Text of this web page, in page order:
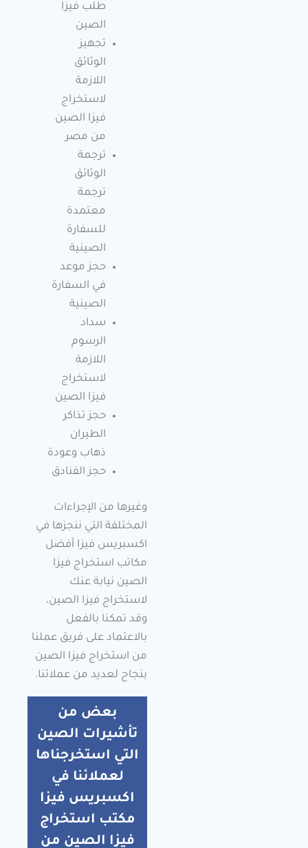
طلب فيزا
الصين
تجهيز
الوثائق
اللازمة
لاستخراج
فيزا الصين
من مصر
ترجمة
الوثائق
ترجمة
معتمدة
للسفارة
الصينية
حجز موعد
في السفارة
الصينية
سداد
الرسوم
اللازمة
لاستخراج
فيزا الصين
حجز تذاكر
الطيران
ذهاب وعودة
حجز الفنادق
وغيرها من الإجراءات
المختلفة التي ننجزها في
اكسبريس فيزا أفضل
مكاتب استخراج فيزا
الصين نيابة عنك
لاستخراج فيزا الصين،
وقد تمكنا بالفعل
بالاعتماد على فريق عملنا
من استخراج فيزا الصين
بنجاح لعديد من عملائنا.
بعض من
تأشيرات الصين
التي استخرجناها
لعملائنا في
اكسبريس فيزا
مكتب استخراج
فيزا الصين من